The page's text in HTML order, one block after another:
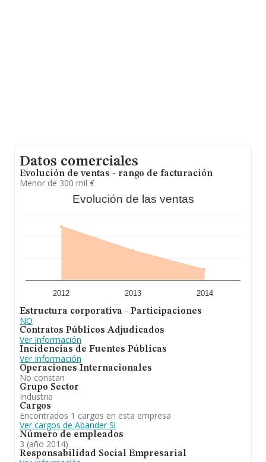
Datos comerciales
Evolución de ventas - rango de facturación
Menor de 300 mil €
Evolución de las ventas
2012 2013 2014
Estructura corporativa - Participaciones
NO
Contratos Públicos Adjudicados
Ver Información
Incidencias de Fuentes Públicas
Ver Información
Operaciones Internacionales
No constan
Grupo Sector
Industria
Cargos
Encontrados 1 cargos en esta empresa
Ver cargos de Abander Sl
Número de empleados
3 (año 2014)
Responsabilidad Social Empresarial